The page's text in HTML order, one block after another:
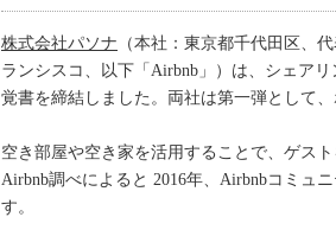
株式会社パソナ （本社：東京都千代田区、
ランシスコ、以下「Airbnb」）は、シェア
覚書を締結しました。両社は第一弾として
空き部屋や空き家を活用することで、ゲス
Airbnb調べによると 2016年、Airbnbコミュ
す。